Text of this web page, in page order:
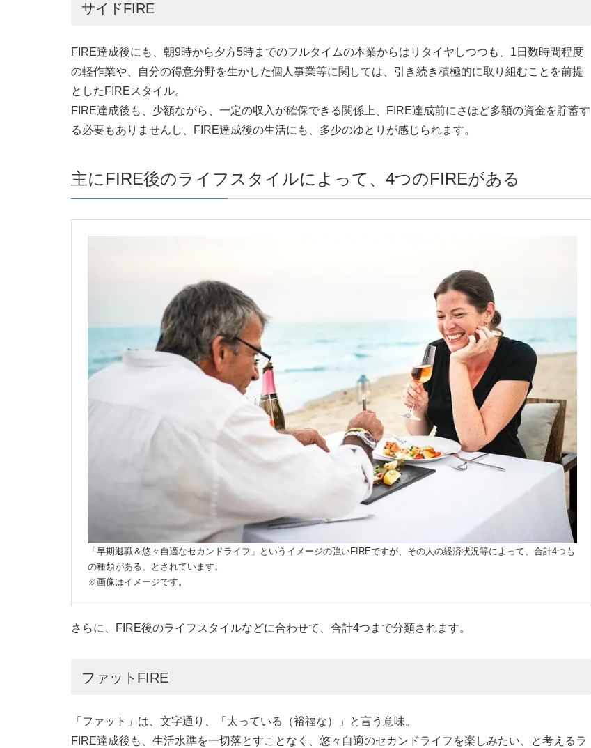
サイドFIRE
FIRE達成後にも、朝9時から夕方5時までのフルタイムの本業からはリタイヤしつつも、1日数時間程度
の軽作業や、自分の得意分野を生かした個人事業等に関しては、引き続き積極的に取り組むことを前提
としたFIREスタイル。
FIRE達成後も、少額ながら、一定の収入が確保できる関係上、FIRE達成前にさほど多額の資金を貯蓄す
る必要もありませんし、FIRE達成後の生活にも、多少のゆとりが感じられます。
主にFIRE後のライフスタイルによって、4つのFIREがある
「早期退職＆悠々自適なセカンドライフ」というイメージの強いFIREですが、その人の経済状況等によって、合計4つも
の種類がある、とされています。
※画像はイメージです。
さらに、FIRE後のライフスタイルなどに合わせて、合計4つまで分類されます。
ファットFIRE
「ファット」は、文字通り、「太っている（裕福な）」と言う意味。
FIRE達成後も、生活水準を一切落とすことなく、悠々自適のセカンドライフを楽しみたい、と考えるラ